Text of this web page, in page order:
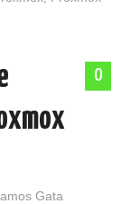
0
Gata